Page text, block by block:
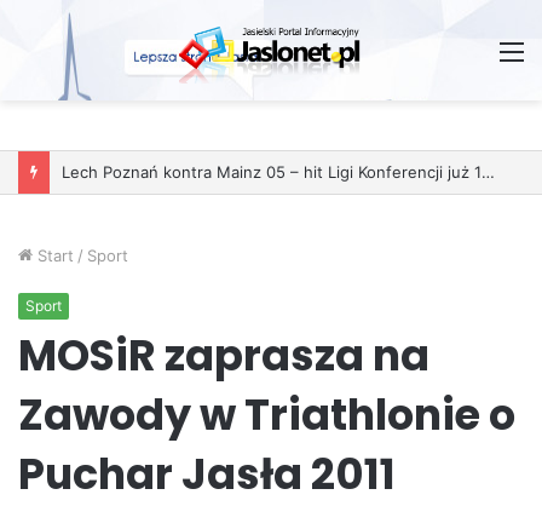
Lech Poznań kontra Mainz 05 – hit Ligi Konferencji już 11 grudnia
Start / Sport
Sport
MOSiR zaprasza na
Zawody w Triathlonie o
Puchar Jasła 2011